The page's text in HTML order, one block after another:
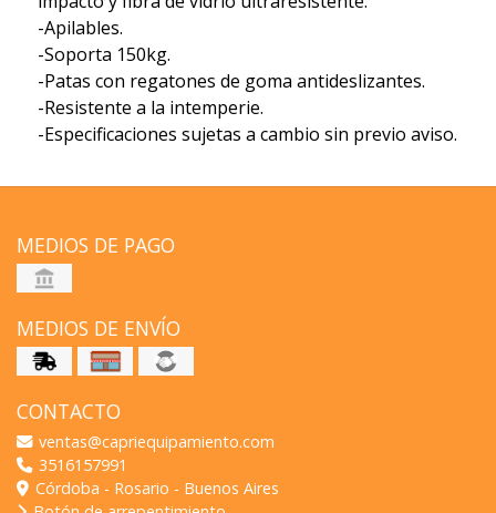
-Apilables.
-Soporta 150kg.
-Patas con regatones de goma antideslizantes.
-Resistente a la intemperie.
-Especificaciones sujetas a cambio sin previo aviso.
MEDIOS DE PAGO
MEDIOS DE ENVÍO
CONTACTO
ventas@capriequipamiento.com
3516157991
Córdoba - Rosario - Buenos Aires